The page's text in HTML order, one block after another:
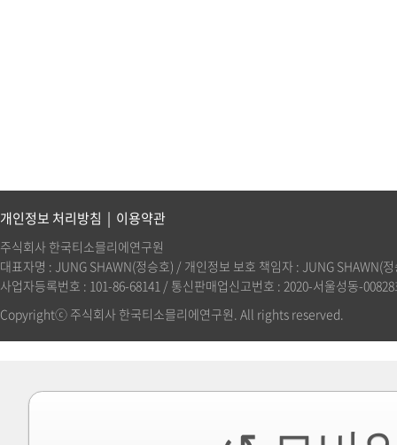
개인정보 처리방침 | 이용약관
주식회사 한국티소믈리에연구원
대표자명 : JUNG SHAWN(정승호) / 개인정보 보호 책임자 : JUNG
사업자등록번호 : 101-86-68141 / 통신판매업신고번호 : 2020-서울성동-
Copyrightⓒ 주식회사 한국티소믈리에연구원. All rights reserved.